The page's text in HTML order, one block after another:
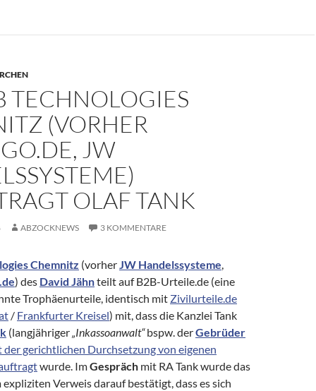
TECHNOLOGIES
(VORHER
JW
OLAF TANK
ABZOCKNEWS 3 KOMMENTARE
Chemnitz (vorherJW Handelssysteme,
) des David Jähnteilt auf B2B-Urteile.de (eine
Trophäenurteile, identisch mit Zivilurteile.de
/ Frankfurter Kreisel) mit, dass die Kanzlei Tank
(langjähriger„Inkassoanwalt“bspw. derGebrüder
der gerichtlichen Durchsetzung von eigenen
wurde. ImGespräch mit RA Tank wurde das
Verweis darauf bestätigt, dass es sich